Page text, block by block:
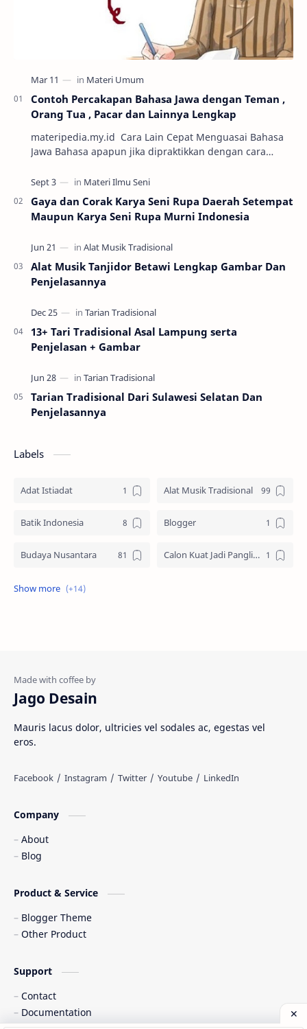
Contoh Percakapan Bahasa Jawa dengan Teman ,
Orang Tua , Pacar dan Lainnya Lengkap
materipedia.my.id Cara Lain Cepat Menguasai Bahasa
Jawa Bahasa apapun jika dipraktikkan dengan cara
Gaya dan Corak Karya Seni Rupa Daerah Setempat
Maupun Karya Seni Rupa Murni Indonesia
Alat Musik Tanjidor Betawi Lengkap Gambar Dan
Penjelasannya
13+ Tari Tradisional Asal Lampung serta
Penjelasan + Gambar
Tarian Tradisional Dari Sulawesi Selatan Dan
Penjelasannya
Labels
Adat Istiadat Alat Musik Tradisional
Batik Indonesia Blogger
Budaya Nusantara Calon Kuat Jadi Panglima TNI
Jasa website
Rumah Adat
Tarian Tradisional
Web freelancer Wisata Indonesia
Jago Desain
Mauris lacus dolor, ultricies vel sodales ac, egestas vel
eros.
Company
About
Blog
Product & Service
Blogger Theme
Other Product
Support
Contact
Documentation